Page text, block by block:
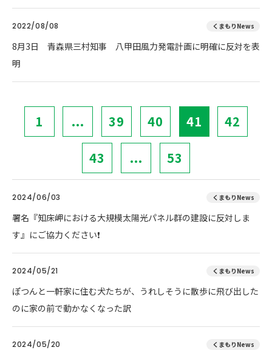
2022/08/08 くまもりNews
8月3日 青森県三村知事 八甲田風力発電計画に明確に反対を表
明
1 ... 39 40 41 42
43 ... 53
2024/06/03 くまもりNews
署名『知床岬における大規模太陽光パネル群の建設に反対しま
す』にご協力ください❗
2024/05/21 くまもりNews
ぽつんと一軒家に住む犬たちが、うれしそうに散歩に飛び出した
のに家の前で動かなくなった訳
2024/05/20 くまもりNews